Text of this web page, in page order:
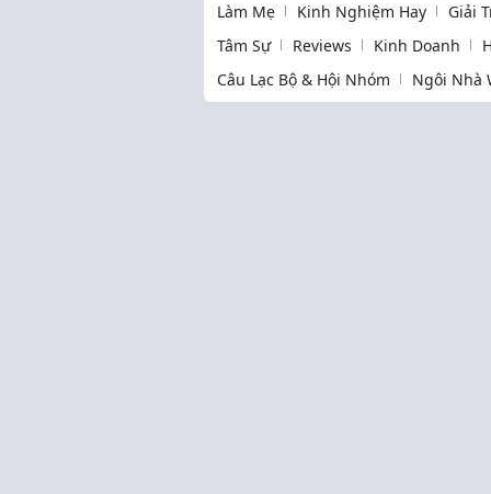
Làm Mẹ Kinh Nghiệm Hay Giải
Tâm Sự
Reviews Kinh Doanh
Câu Lạc Bộ & Hội Nhóm
Ngôi Nhà